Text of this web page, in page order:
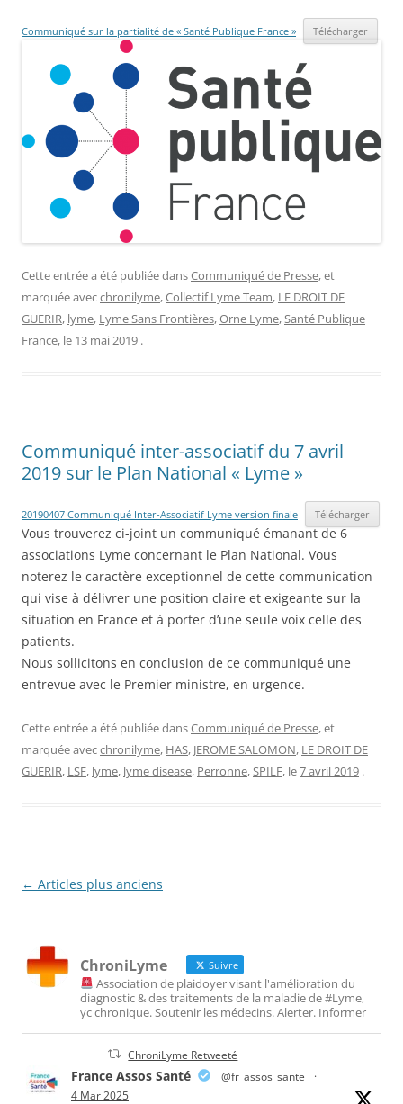
Communiqué sur la partialité de « Santé Publique France » Télécharger
Cette entrée a été publiée dansCommuniqué de Presse, et
marquée avecchronilyme,Collectif Lyme Team, LE DROIT DE
GUERIR, lyme, Lyme Sans Frontières,Orne Lyme,Santé Publique
France, le 13 mai 2019 .
Communiqué inter-associatif du 7 avril
2019 sur le Plan National « Lyme »
20190407 Communiqué Inter-Associatif Lyme version finale Télécharger
Vous trouverez ci-joint un communiqué émanant de 6
associations Lyme concernant le Plan National. Vous
noterez le caractère exceptionnel de cette communication
qui vise à délivrer une position claire et exigeante sur la
situation en France et à porter d’une seule voix celle des
patients.
Nous sollicitons en conclusion de ce communiqué une
entrevue avec le Premier ministre, en urgence.
Cette entrée a été publiée dansCommuniqué de Presse, et
marquée avecchronilyme, HAS, JEROME SALOMON, LE DROIT DE
GUERIR, LSF, lyme, lyme disease, Perronne,SPILF, le7 avril 2019 .
Navigation
← Articles plus anciens
ChroniLyme Suivre
Association de plaidoyer visant l'amélioration du
diagnostic & des traitements de la maladie de #Lyme,
yc chronique. Soutenir les médecins. Alerter. Informer
ChroniLyme Retweeté
France Assos Santé @fr_assos_sante
·
4 Mar 2025